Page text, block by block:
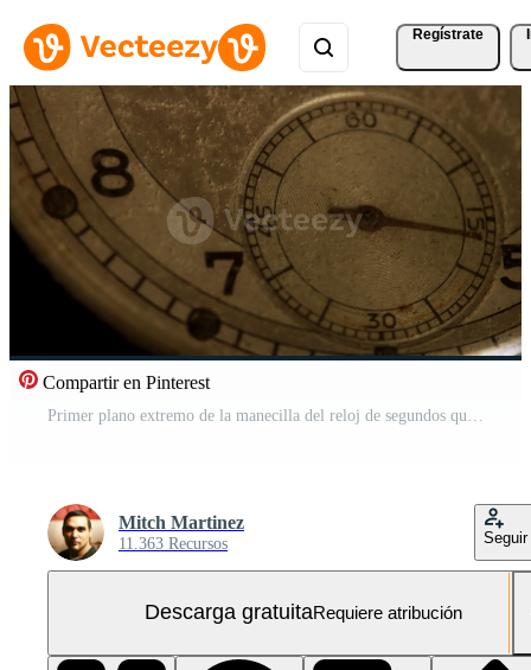
Regístrate
Compartir en Pinterest
Mitch Martinez
11.363 Recursos Seguir
Descarga gratuitaRequiere atribución